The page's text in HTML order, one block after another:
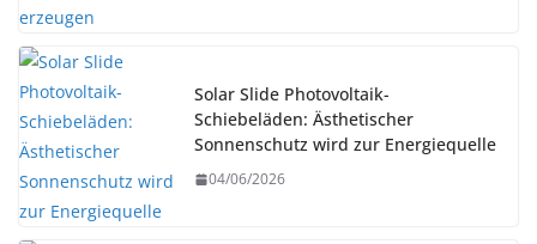
Solar Slide Photovoltaik-
Schiebeläden: Ästhetischer
Sonnenschutz wird zur Energiequelle
04/06/2026